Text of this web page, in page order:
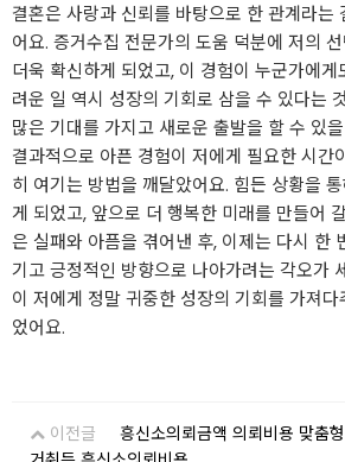
결혼은 사랑과 신뢰를 바탕으로 한 관계라는
어요. 증거수집 전문가의 도움 덕분에 저의
더욱 확신하게 되었고, 이 경험이 누군가에게
려운 일 역시 성장의 기회로 삼을 수 있다는
많은 기대를 가지고 새로운 출발을 할 수 있
결과적으로 아픈 경험이 저에게 필요한 시간
히 여기는 방법을 깨달았어요. 힘든 상황을
게 되었고, 앞으로 더 행복한 미래를 만들어
은 실패와 아픔을 겪어낸 후, 이제는 다시 한
기고 긍정적인 방향으로 나아가려는 각오가
이 저에게 정말 귀중한 성장의 기회를 가져
었어요.
이전글
흥신소의뢰금액 의뢰비용 맞춤